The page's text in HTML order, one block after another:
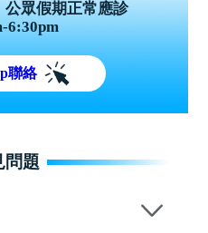
眾假期正常應診
6:30pm
聯絡
問題